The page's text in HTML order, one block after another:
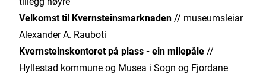
Velkomst til Kvernsteinsmarknaden // museumsleiar
Alexander A. Rauboti
Kvernsteinskontoret på plass - ein milepåle //
Hyllestad kommune og Musea i Sogn og Fjordane